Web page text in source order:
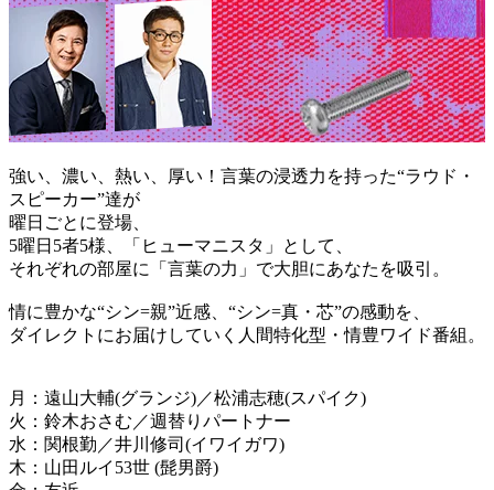
強い、濃い、熱い、厚い！言葉の浸透力を持った“ラウド・
スピーカー”達が
曜日ごとに登場、
5曜日5者5様、「ヒューマニスタ」として、
それぞれの部屋に「言葉の力」で大胆にあなたを吸引。
情に豊かな“シン=親”近感、“シン=真・芯”の感動を、
ダイレクトにお届けしていく人間特化型・情豊ワイド番組。
月：遠山大輔(グランジ)／松浦志穂(スパイク)
火：鈴木おさむ／週替りパートナー
水：関根勤／井川修司(イワイガワ)
木：山田ルイ53世 (髭男爵)